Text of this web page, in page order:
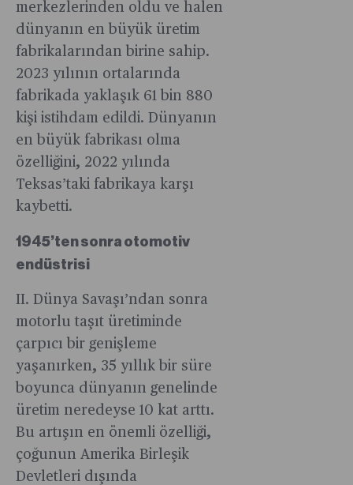
merkezlerinden oldu ve halen
dünyanın en büyük üretim
fabrikalarından birine sahip.
2023 yılının ortalarında
fabrikada yaklaşık 61 bin 880
kişi istihdam edildi. Dünyanın
en büyük fabrikası olma
özelliğini, 2022 yılında
Teksas’taki fabrikaya karşı
kaybetti.
1945’ten sonra otomotiv
endüstrisi
II. Dünya Savaşı’ndan sonra
motorlu taşıt üretiminde
çarpıcı bir genişleme
yaşanırken, 35 yıllık bir süre
boyunca dünyanın genelinde
üretim neredeyse 10 kat arttı.
Bu artışın en önemli özelliği,
çoğunun Amerika Birleşik
Devletleri dışında